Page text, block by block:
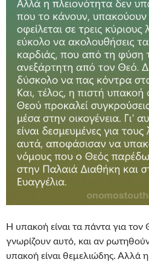
Η υπακοή είναι τα πάντα για
γνωρίζουν αυτό, και αν
υπακοή είναι θεμελιώδης. Αλλά